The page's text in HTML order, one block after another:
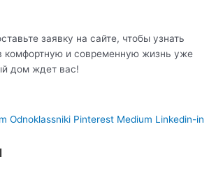
заявку на сайте, чтобы узнать
комфортную и современную жизнь уже
дом ждет вас!
Odnoklassniki Pinterest Medium Linkedin-in